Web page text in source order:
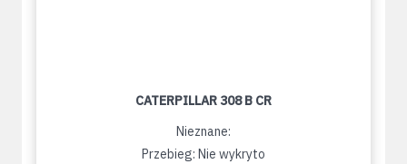
CATERPILLAR 308 B CR
Nieznane:
Przebieg: Nie wykryto